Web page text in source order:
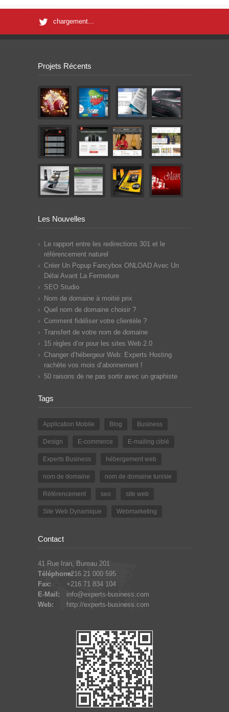
chargement...
Projets Récents
Les Nouvelles
Le rapport entre les redirections 301 et le
référencement naturel
Créer Un Popup Fancybox ONLOAD Avec Un
Délai Avant La Fermeture
SEO Studio
Nom de domaine à moitié prix
Quel nom de domaine choisir ?
Comment fidéliser votre clientèle ?
Transfert de votre nom de domaine
15 règles d’or pour les sites Web 2.0
Changer d’hébergeur Web: Experts Hosting
rachète vos mois d’abonnement !
50 raisons de ne pas sortir avec un graphiste
Tags
Application Mobile Blog Business
Design E-commerce E-mailing ciblé
Experts Business hébergement web
nom de domaine nom de domaine tunisie
Référencement seo site web
Site Web Dynamique Webmarketing
Contact
41 Rue Iran, Bureau 201
Téléphone:+216 21 000 595
Fax:
+216 71 834 104
E-Mail:
info@experts-business.com
Web:
http://experts-business.com